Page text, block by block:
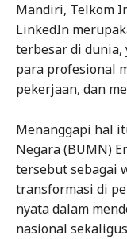
Mandiri, Telkom
LinkedIn
terbesar di dunia,
para profesional
pekerjaan, dan
Menanggapi hal
Negara (BUMN)
tersebut sebagai
transformasi di
nyata dalam
nasional